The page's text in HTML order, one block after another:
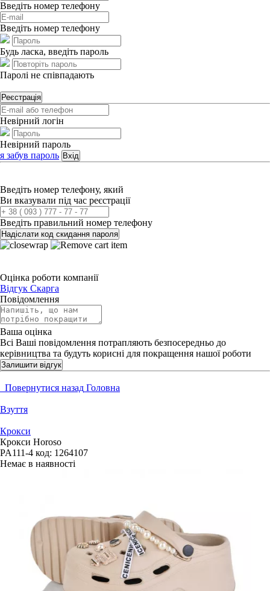
Введіть номер телефону
Введіть номер телефону
Будь ласка, введіть пароль
Паролі не співпадають
Реєстрація
Невірний логін
Невірний пароль
я забув пароль Вхід
Введіть номер телефону, який
Ви вказували під час реєстрації
Введіть правильний номер телефону
Надіслати код скидання пароля
Оцінка роботи компанії
Відгук Скарга
Повідомлення
Ваша оцінка
Всі Ваші повідомлення потрапляють безпосередньо до
керівництва та будуть корисні для покращення нашої роботи
Залишити відгук
Повернутися назад Головна
Взуття
Крокси
Крокси Horoso
PA111-4 код: 1264107
Немає в наявності